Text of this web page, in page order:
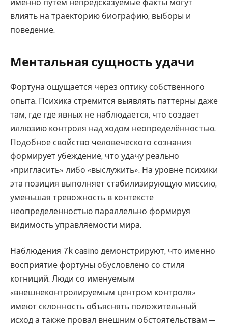
именно путём непредсказуемые факты могут
влиять на траекторию биографию, выборы и
поведение.
Ментальная сущность удачи
Фортуна ощущается через оптику собственного
опыта. Психика стремится выявлять паттерны даже
там, где где явных не наблюдается, что создает
иллюзию контроля над ходом неопределённостью.
Подобное свойство человеческого сознания
формирует убеждение, что удачу реально
«пригласить» либо «выслужить». На уровне психики
эта позиция выполняет стабилизирующую миссию,
уменьшая тревожность в контексте
неопределенностью параллельно формируя
видимость управляемости мира.
Наблюдения 7k casino демонстрируют, что именно
восприятие фортуны обусловлено со стиля
когниций. Люди со именуемым
«внешнеконтролируемым центром контроля»
имеют склонность объяснять положительный
исход а также провал внешним обстоятельствам —